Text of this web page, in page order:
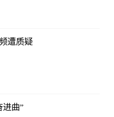
遭质疑
进曲”